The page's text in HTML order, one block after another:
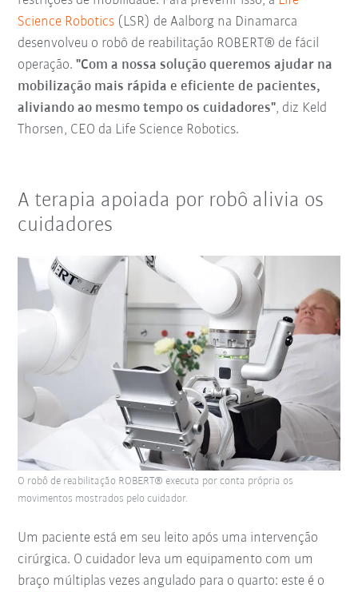
Science Robotics (LSR) de Aalborg na Dinamarca
desenvolveu o robô de reabilitação ROBERT® de fácil
operação."Com a nossa solução queremos ajudar na
mobilização mais rápida e eficiente de pacientes,
aliviando ao mesmo tempo os cuidadores", diz Keld
Thorsen, CEO da Life Science Robotics.
A terapia apoiada por robô alivia os
cuidadores
Um paciente está em seu leito após uma intervenção
cirúrgica. O cuidador leva um equipamento com um
braço múltiplas vezes angulado para o quarto: este é o
O robô de reabilitação ROBERT® executa por conta própria os
movimentos mostrados pelo cuidador.